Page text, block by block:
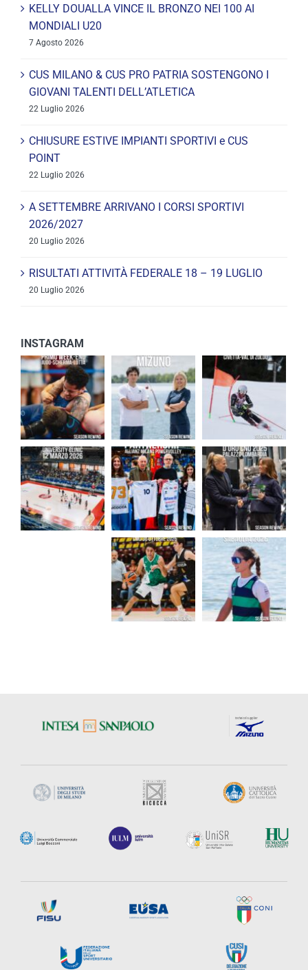
KELLY DOUALLA VINCE IL BRONZO NEI 100 AI
MONDIALI U20
7 Agosto 2026
CUS MILANO & CUS PRO PATRIA SOSTENGONO I
GIOVANI TALENTI DELL’ATLETICA
22 Luglio 2026
CHIUSURE ESTIVE IMPIANTI SPORTIVI e CUS
POINT
22 Luglio 2026
A SETTEMBRE ARRIVANO I CORSI SPORTIVI
2026/2027
20 Luglio 2026
RISULTATI ATTIVITÀ FEDERALE 18 – 19 LUGLIO
20 Luglio 2026
INSTAGRAM